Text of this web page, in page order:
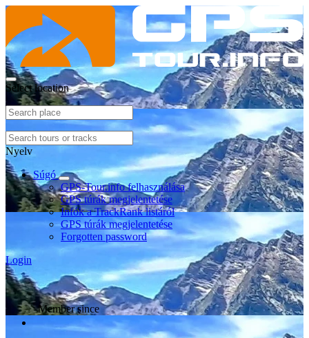
Select location
Nyelv
Súgó
GPS-Tour.info felhasználása
GPS túrák megjelentetése
Infók a TrackRank listáról
GPS túrák megjelentetése
Forgotten password
Login
Member since